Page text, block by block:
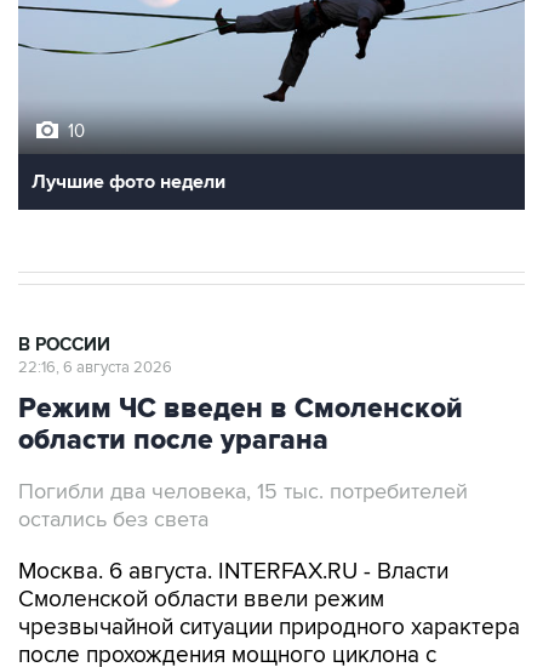
10
Лучшие фото недели
В РОССИИ
22:16, 6 августа 2026
Режим ЧС введен в Смоленской
области после урагана
Погибли два человека, 15 тыс. потребителей
остались без света
Москва. 6 августа. INTERFAX.RU - Власти
Смоленской области ввели режим
чрезвычайной ситуации природного характера
после прохождения мощного циклона с